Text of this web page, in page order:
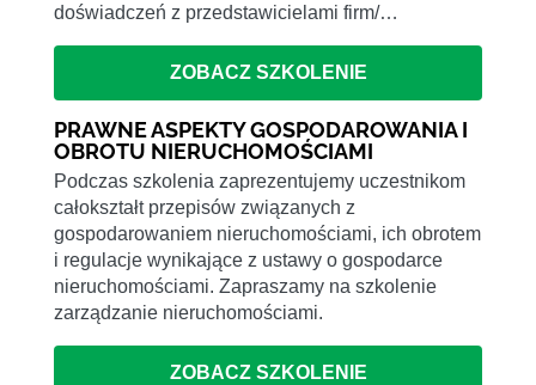
doświadczeń z przedstawicielami firm/…
ZOBACZ SZKOLENIE
PRAWNE ASPEKTY GOSPODAROWANIA I
OBROTU NIERUCHOMOŚCIAMI
Podczas szkolenia zaprezentujemy uczestnikom
całokształt przepisów związanych z
gospodarowaniem nieruchomościami, ich obrotem
i regulacje wynikające z ustawy o gospodarce
nieruchomościami. Zapraszamy na szkolenie
zarządzanie nieruchomościami.
ZOBACZ SZKOLENIE